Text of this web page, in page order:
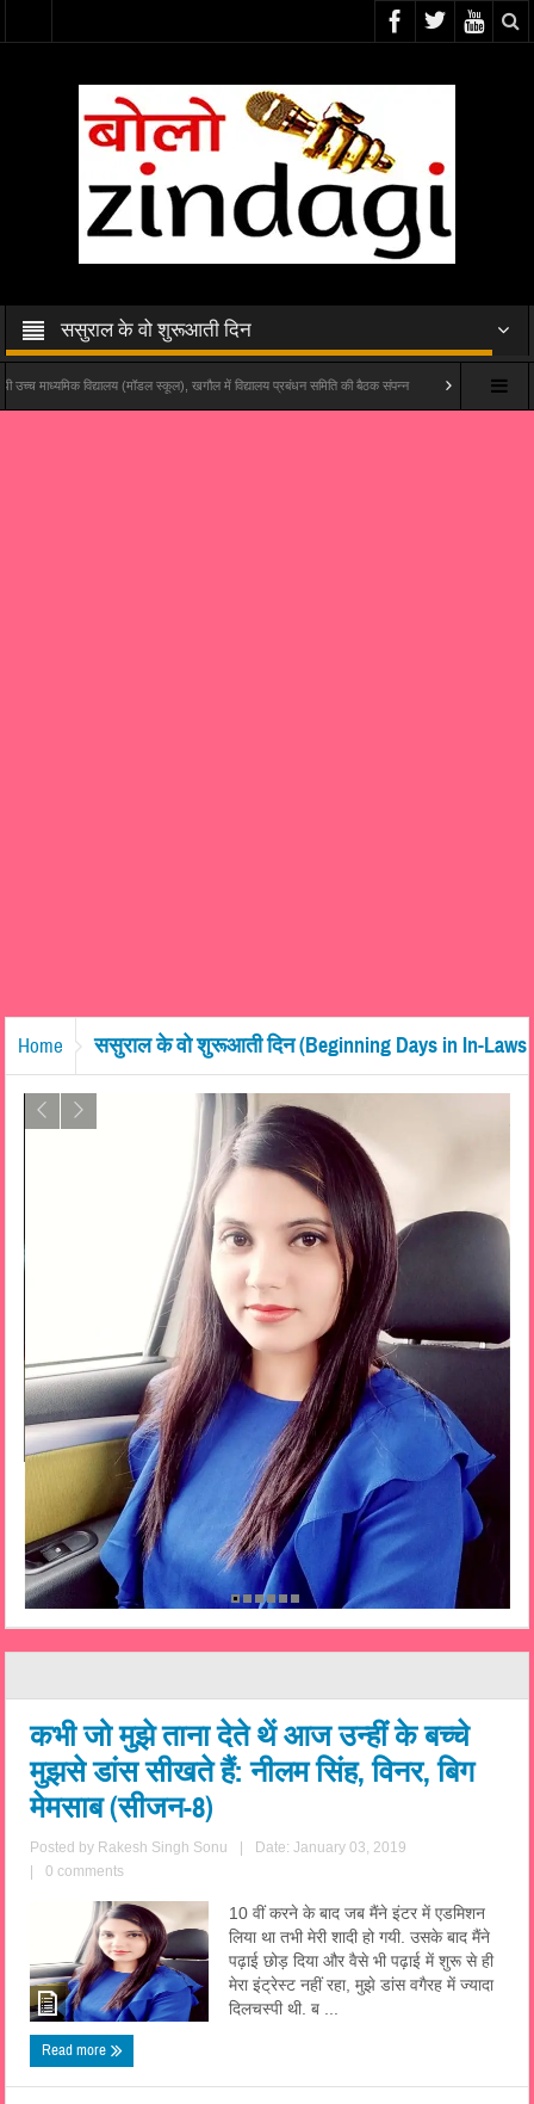
ससुराल के वो शुरूआती दिन
विद्यालय (मॉडल स्कूल), खगौल में विद्यालय प्रबंधन समिति की बैठक संपन्न यश राज फिल्म्स और पोशम पा
Home ससुराल के वो शुरूआती दिन (Beginning Days in In-Laws
house)
कभी जो मुझे ताना देते थें आज उन्हीं के बच्चे
मुझसे डांस सीखते हैं: नीलम सिंह, विनर, बिग
मेमसाब (सीजन-8)
Posted by Rakesh Singh Sonu
Date: January 03, 2019
0 comments
10 वीं करने के बाद जब मैंने इंटर में एडमिशन
लिया था तभी मेरी शादी हो गयी. उसके बाद मैंने
पढ़ाई छोड़ दिया और वैसे भी पढ़ाई में शुरू से ही
मेरा इंट्रेस्ट नहीं रहा, मुझे डांस वगैरह में ज्यादा
दिलचस्पी थी. ब ...
Read more